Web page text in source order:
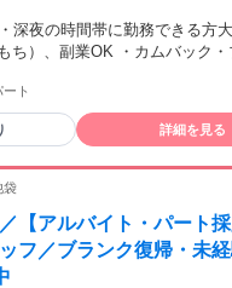
代）
深夜の時間帯に勤務できる方
ち）、副業OK ・カムバック・
や 就職が決まるまでのつなぎ
ト
詳細を見る
袋
【アルバイト・パート
フ／ブランク復帰・未経